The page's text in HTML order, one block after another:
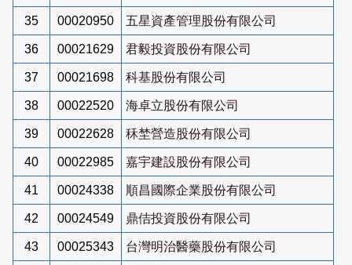
35 00020950 五星資產管理股份有限公司
36 00021629 君毅投資股份有限公司
37 00021698 科基股份有限公司
38 00022520 海卓立股份有限公司
39 00022628 秝埜營造股份有限公司
40 00022985 嘉宇建設股份有限公司
41 00024338 順昌國際企業股份有限公司
42 00024549 鼎佶投資股份有限公司
43 00025343 台灣明治醫藥股份有限公司